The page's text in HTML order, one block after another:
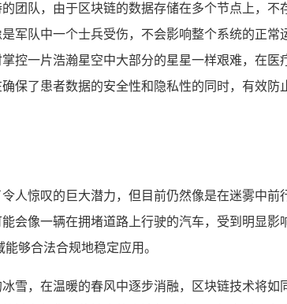
团队，由于区块链的数据存储在多个节点上，不
军队中一个士兵受伤，不会影响整个系统的正
控一片浩瀚星空中大部分的星星一样艰难，在
保了患者数据的安全性和隐私性的同时，有效
人惊叹的巨大潜力，但目前仍然像是在迷雾中
会像一辆在拥堵道路上行驶的汽车，受到明显
够合法合规地稳定应用。
雪，在温暖的春风中逐步消融，区块链技术将